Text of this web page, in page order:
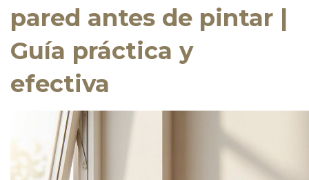
pared antes de pintar |
Guía práctica y
efectiva